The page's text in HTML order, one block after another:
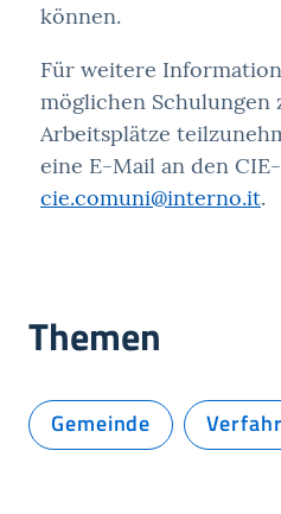
können.
Für weitere
möglichen
Arbeitsplätze
eine E-Mail an den
cie.comuni@interno.it.
Themen
Gemeinde